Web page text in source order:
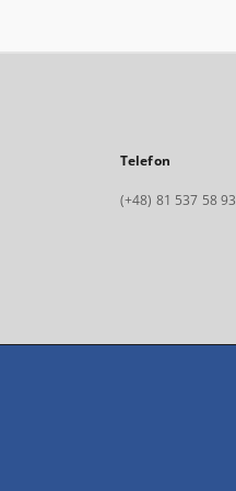
Telefon
(+48) 81 537 58 93